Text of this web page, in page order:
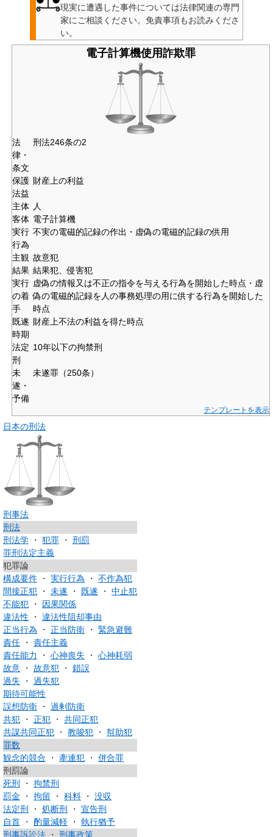
現実に遭遇した事件については法律関連の専門
家にご相談ください。 免責事項もお読みくださ
い。
電子計算機使用詐欺罪
法
律・
条文
刑法246条の2
保護
法益
財産上の利益
主体 人
客体 電子計算機
実行
行為
不実の電磁的記録の作出・虚偽の電磁的記録の供用
主観 故意犯
結果 結果犯、侵害犯
実行
の着
手
虚偽の情報又は不正の指令を与える行為を開始した時点・虚
偽の電磁的記録を人の事務処理の用に供する行為を開始した
時点
既遂
時期
財産上不法の利益を得た時点
法定
刑
10年以下の拘禁刑
未
遂・
予備
未遂罪（250条）
テンプレートを表示
日本の刑法
刑事法
刑法
刑法学 ・ 犯罪 ・ 刑罰
罪刑法定主義
犯罪論
構成要件 ・ 実行行為 ・ 不作為犯
間接正犯 ・ 未遂 ・ 既遂 ・ 中止犯
不能犯 ・ 因果関係
違法性 ・ 違法性阻却事由
正当行為 ・ 正当防衛 ・ 緊急避難
責任 ・ 責任主義
責任能力
・ 心神喪失 ・ 心神耗弱
故意 ・ 故意犯 ・ 錯誤
過失 ・ 過失犯
期待可能性
誤想防衛 ・ 過剰防衛
共犯 ・ 正犯 ・ 共同正犯
共謀共同正犯 ・ 教唆犯 ・ 幇助犯
罪数
観念的競合 ・ 牽連犯 ・ 併合罪
刑罰論
死刑 ・ 拘禁刑
罰金 ・ 拘留 ・ 科料 ・ 没収
法定刑 ・ 処断刑 ・ 宣告刑
自首 ・ 酌量減軽 ・ 執行猶予
刑事訴訟法 ・ 刑事政策